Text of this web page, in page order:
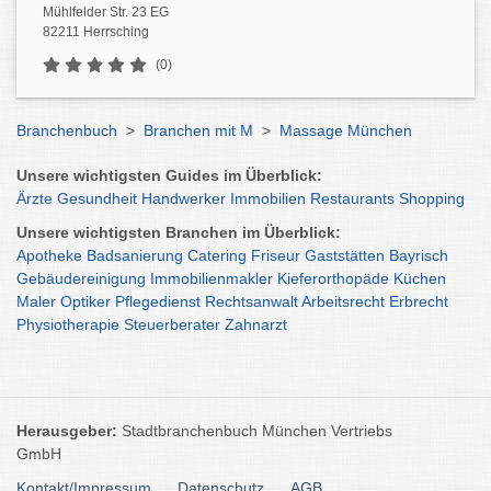
Mühlfelder Str. 23 EG
82211 Herrsching
(0)
Branchenbuch > Branchen mit M > Massage München
Unsere wichtigsten Guides im Überblick:
Ärzte Gesundheit Handwerker Immobilien Restaurants Shopping
Unsere wichtigsten Branchen im Überblick:
Apotheke Badsanierung Catering Friseur Gaststätten Bayrisch
Gebäudereinigung Immobilienmakler Kieferorthopäde Küchen
Maler Optiker Pflegedienst RechtsanwaltArbeitsrecht Erbrecht
Physiotherapie Steuerberater Zahnarzt
Herausgeber: Stadtbranchenbuch München Vertriebs
GmbH